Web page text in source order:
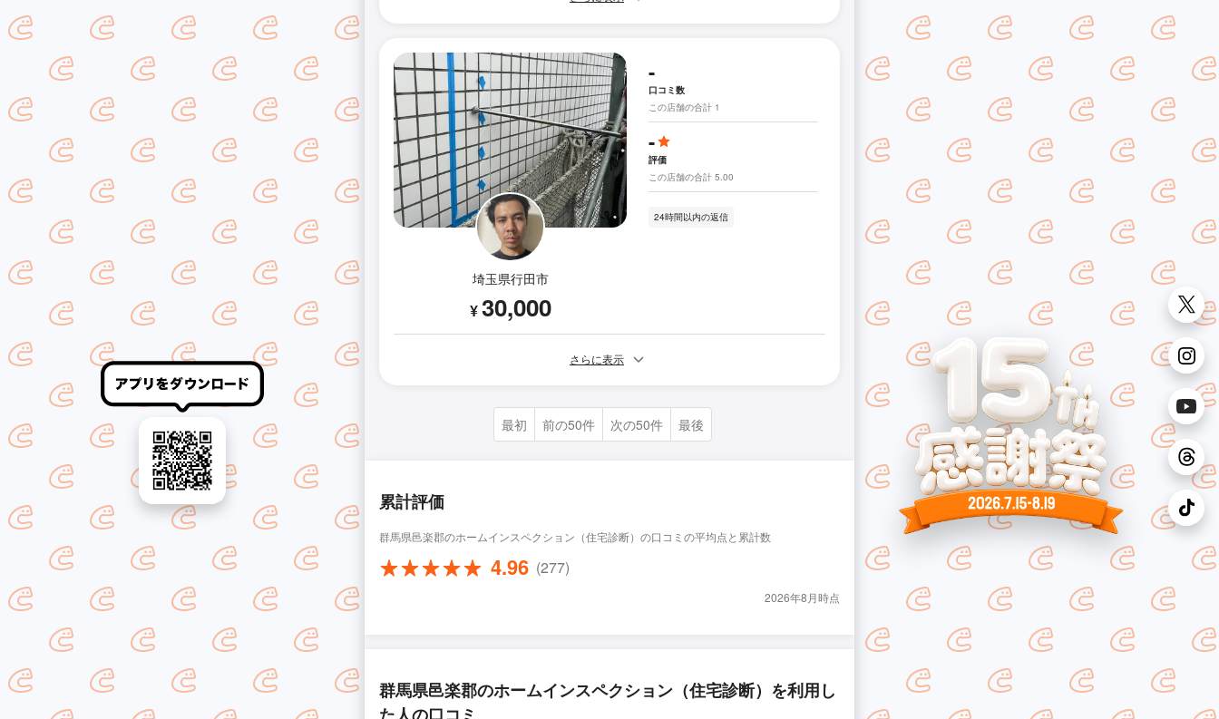
埼玉県行田市
¥30,000
-
口コミ数
この店舗の合計 1
-
評価
この店舗の合計 5.00
24時間以内の返信
さらに表示
最初 前の50件 次の50件 最後
累計評価
群馬県邑楽郡のホームインスペクション（住宅診断）の口コミの平均点と累計数
4.96 (277)
2026年8月時点
群馬県邑楽郡のホームインスペクション（住宅診断）を利用し